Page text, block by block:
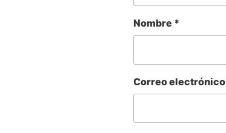
Nombre *
Correo electrónico